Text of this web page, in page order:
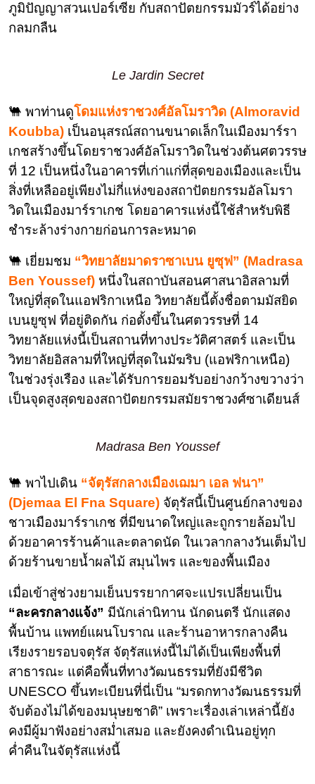
ภูมิปัญญาสวนเปอร์เซีย กับสถาปัตยกรรมมัวร์ได้อย่าง
กลมกลืน
Le Jardin Secret
🐫 พาท่านดูโดมแห่งราชวงศ์อัลโมราวิด (Almoravid
Koubba) เป็นอนุสรณ์สถานขนาดเล็กในเมืองมาร์รา
เกชสร้างขึ้นโดยราชวงศ์อัลโมราวิดในช่วงต้นศตวรรษ
ที่ 12 เป็นหนึ่งในอาคารที่เก่าแก่ที่สุดของเมืองและเป็น
สิ่งที่เหลืออยู่เพียงไม่กี่แห่งของสถาปัตยกรรมอัลโมรา
วิดในเมืองมาร์ราเกช โดยอาคารแห่งนี้ใช้สำหรับพิธี
ชำระล้างร่างกายก่อนการละหมาด
🐫 เยี่ยมชม “วิทยาลัยมาดราซาเบน ยูซุฟ” (Madrasa
Ben Youssef) หนึ่งในสถาบันสอนศาสนาอิสลามที่
ใหญ่ที่สุดในแอฟริกาเหนือ วิทยาลัยนี้ตั้งชื่อตามมัสยิด
เบนยูซุฟ ที่อยู่ติดกัน ก่อตั้งขึ้นในศตวรรษที่ 14
วิทยาลัยแห่งนี้เป็นสถานที่ทางประวัติศาสตร์ และเป็น
วิทยาลัยอิสลามที่ใหญ่ที่สุดในมัฆริบ (แอฟริกาเหนือ)
ในช่วงรุ่งเรือง และได้รับการยอมรับอย่างกว้างขวางว่า
เป็นจุดสูงสุดของสถาปัตยกรรมสมัยราชวงศ์ซาเดียนส์
Madrasa Ben Youssef
🐫 พาไปเดิน “จัตุรัสกลางเมืองเฌมา เอล ฟนา”
(Djemaa El Fna Square) จัตุรัสนี้เป็นศูนย์กลางของ
ชาวเมืองมาร์ราเกช ที่มีขนาดใหญ่และถูกรายล้อมไป
ด้วยอาคารร้านค้าและตลาดนัด ในเวลากลางวันเต็มไป
ด้วยร้านขายน้ำผลไม้ สมุนไพร และของพื้นเมือง
เมื่อเข้าสู่ช่วงยามเย็นบรรยากาศจะแปรเปลี่ยนเป็น
“ละครกลางแจ้ง” มีนักเล่านิทาน นักดนตรี นักแสดง
พื้นบ้าน แพทย์แผนโบราณ และร้านอาหารกลางคืน
เรียงรายรอบจตุรัส จัตุรัสแห่งนี้ไม่ได้เป็นเพียงพื้นที่
สาธารณะ แต่คือพื้นที่ทางวัฒนธรรมที่ยังมีชีวิต
UNESCO ขึ้นทะเบียนที่นี่เป็น “มรดกทางวัฒนธรรมที่
จับต้องไม่ได้ของมนุษยชาติ” เพราะเรื่องเล่าเหล่านี้ยัง
คงมีผู้มาฟังอย่างสม่ำเสมอ และยังคงดำเนินอยู่ทุก
ค่ำคืนในจัตุรัสแห่งนี้